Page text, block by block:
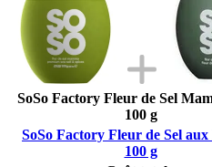
SoSo Factory Fleur de Sel
100 g
SoSo Factory Fleur de Sel aux
100 g